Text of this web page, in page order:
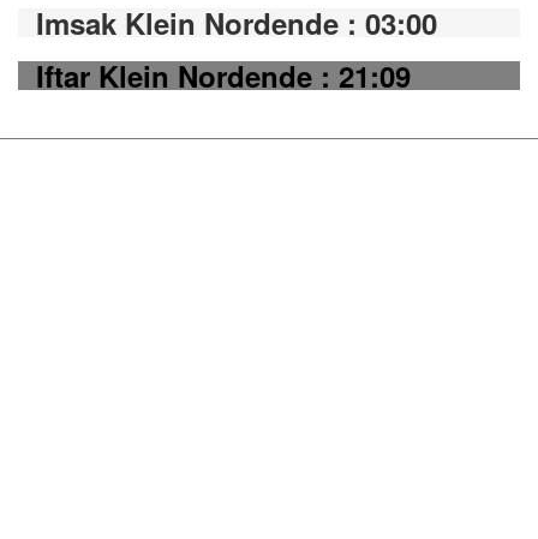
Imsak Klein Nordende : 03:00
Iftar Klein Nordende : 21:09